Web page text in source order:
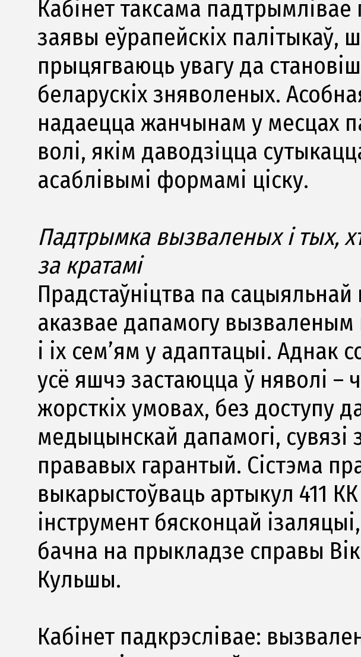
Кабінет таксама падтрымлівае
заявы еўрапейскіх палітыкаў,
прыцягваюць увагу да
беларускіх зняволеных.
надаецца жанчынам у месцах
волі, якім даводзіцца
асаблівымі формамі ціску.
Падтрымка вызваленых і тых,
за кратамі
Прадстаўніцтва па
аказвае дапамогу вызваленым
і іх сем’ям у адаптацыі. Аднак
усё яшчэ застаюцца ў няволі –
жорсткіх умовах, без доступу
медыцынскай дапамогі, сувязі з
прававых гарантый. Сістэма
выкарыстоўваць артыкул 411
інструмент бясконцай
бачна на прыкладзе справы
Кульшы.
Кабінет падкрэслівае: